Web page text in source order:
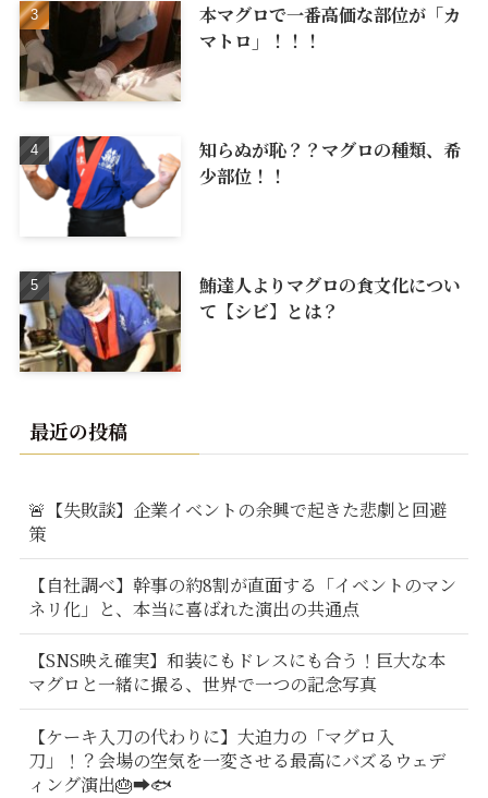
本マグロで一番高価な部位が「カ
マトロ」！！！
知らぬが恥？？マグロの種類、希
少部位！！
鮪達人よりマグロの食文化につい
て【シビ】とは？
最近の投稿
🚨【失敗談】企業イベントの余興で起きた悲劇と回避
策
【自社調べ】幹事の約8割が直面する「イベントのマン
ネリ化」と、本当に喜ばれた演出の共通点
【SNS映え確実】和装にもドレスにも合う！巨大な本
マグロと一緒に撮る、世界で一つの記念写真
【ケーキ入刀の代わりに】大迫力の「マグロ入
刀」！？会場の空気を一変させる最高にバズるウェデ
ィング演出🎂➡️🐟